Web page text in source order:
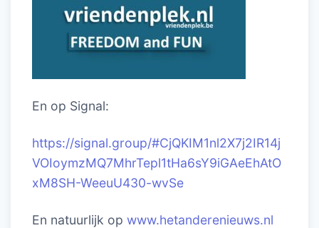
En op Signal:
https://signal.group/#CjQKIM1nl2X7j2IR14j
VOIoymzMQ7MhrTepl1tHa6sY9iGAeEhAtO
xM8SH-WeeuU430-wvSe
En natuurlijk op www.hetanderenieuws.nl